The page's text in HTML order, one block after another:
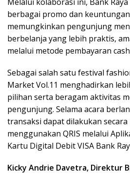
berbagai promo dan
memungkinkan pengunjung
berbelanja yang lebih praktis,
melalui metode pembayaran
Sebagai salah satu festival
Market Vol.11 menghadirkan
pilihan serta beragam aktivitas
pengunjung. Selama acara
transaksi dapat dilakukan
menggunakan QRIS melalui
Kartu Digital Debit VISA Bank
Kicky Andrie Davetra, Direktur